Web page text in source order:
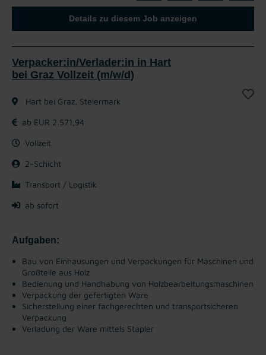
Details zu diesem Job anzeigen
Verpacker:in/Verlader:in in Hart
bei Graz Vollzeit (m/w/d)
Hart bei Graz, Steiermark
ab EUR 2.571,94
Vollzeit
2-Schicht
Transport / Logistik
ab sofort
Aufgaben:
Bau von Einhausungen und Verpackungen für Maschinen und
Großteile aus Holz
Bedienung und Handhabung von Holzbearbeitungsmaschinen
Verpackung der gefertigten Ware
Sicherstellung einer fachgerechten und transportsicheren
Verpackung
Verladung der Ware mittels Stapler